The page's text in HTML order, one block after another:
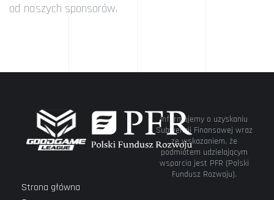
od naszych sponsorów.
Informujemy o uzyskaniu
Subwencji Finansowej wraz
ze wskazaniem, że
podmiotem udzielającym
wsparcia jest PFR (Polski
Fundusz Rozwoju).
Strona główna